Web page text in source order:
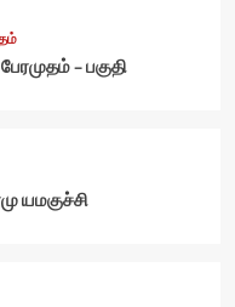
– பகுதி
யமகுச்சி